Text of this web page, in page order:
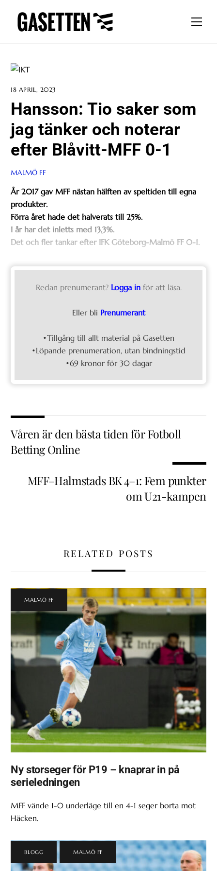
content
18 APRIL, 2023
Hansson: Tio saker som
jag tänker och noterar
efter Blåvitt-MFF 0-1
MALMÖ FF
År 2017 gav MFF nästan hälften av speltiden till egna
produkter.
Förra året hade det halverats till 25%.
I år har det inletts med 13,3%.
Det och fler tankar efter IFK Göteborg-Malmö FF 0-1.
Redan prenumerant? Logga in för att läsa.
Eller bli Prenumerant
•Tillgång till allt material på Gasetten
•Löpande prenumeration, utan bindningstid
•69 kronor för 30 dagar
Våren är den bästa tiden för Fotboll
Betting Online
MFF–Halmstads BK 4–1: Fem punkter
om U21-kampen
RELATED POSTS
MALMÖ FF
Ny storseger för P19 – knaprar in på
serieledningen
MFF vände 1-0 underläge till en 4-1 seger borta mot
Häcken.
BLOGG , MALMÖ FF